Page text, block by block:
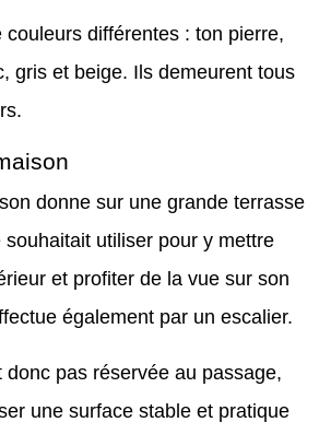
couleurs différentes : ton pierre,
gris et beige. Ils demeurent tous
donne sur une grande terrasse
utiliser pour y mettre
et profiter de la vue sur son
également par un escalier.
donc pas réservée au passage,
une surface stable et pratique